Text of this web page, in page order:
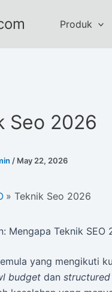
Produk
Seo 2026
/ May 22, 2026
Teknik Seo 2026
Mengapa Teknik
yang mengikuti
budget dan